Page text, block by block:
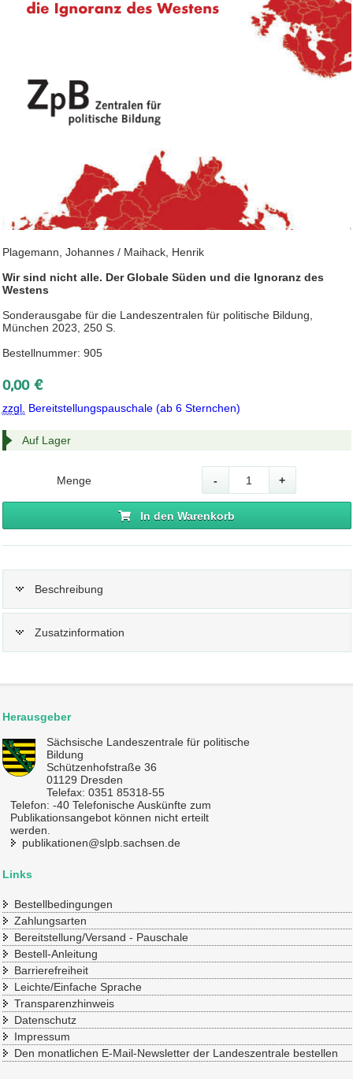
Plagemann, Johannes / Maihack, Henrik
Wir sind nicht alle. Der Globale Süden und die Ignoranz des
Westens
Sonderausgabe für die Landeszentralen für politische Bildung,
München 2023, 250 S.
Bestellnummer: 905
0,00 €
zzgl. Bereitstellungspauschale (ab 6 Sternchen)
Auf Lager
Menge - +
In den Warenkorb
Beschreibung
Zusatzinformation
Herausgeber
Sächsische Landeszentrale für politische
Bildung
Schützenhofstraße 36
01129 Dresden
Telefax: 0351 85318-55
Telefon: -40 Telefonische Auskünfte zum
Publikationsangebot können nicht erteilt
werden.
publikationen@slpb.sachsen.de
Links
Bestellbedingungen
Zahlungsarten
Bereitstellung/Versand - Pauschale
Bestell-Anleitung
Barrierefreiheit
Leichte/Einfache Sprache
Transparenzhinweis
Datenschutz
Impressum
Den monatlichen E-Mail-Newsletter der Landeszentrale bestellen